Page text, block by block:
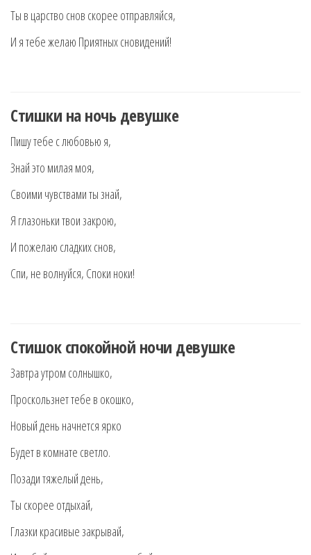
Ты в царство снов скорее отправляйся,
И я тебе желаю Приятных сновидений!
Стишки на ночь девушке
Пишу тебе с любовью я,
Знай это милая моя,
Своими чувствами ты знай,
Я глазоньки твои закрою,
И пожелаю сладких снов,
Спи, не волнуйся, Споки ноки!
Стишок спокойной ночи девушке
Завтра утром солнышко,
Проскользнет тебе в окошко,
Новый день начнется ярко
Будет в комнате светло.
Позади тяжелый день,
Ты скорее отдыхай,
Глазки красивые закрывай,